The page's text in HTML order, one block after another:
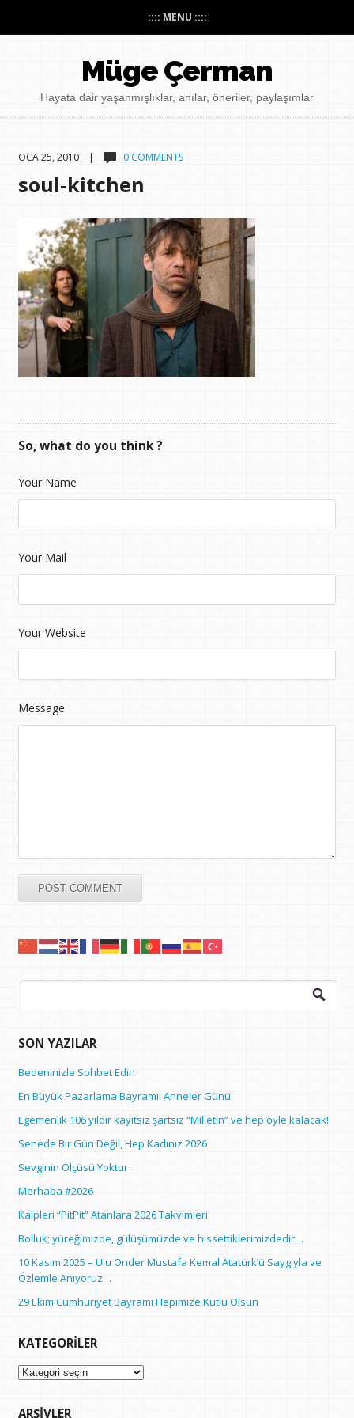
:::: MENU ::::
Müge Çerman
Hayata dair yaşanmışlıklar, anılar, öneriler, paylaşımlar
OCA 25, 2010 | 0 COMMENTS
soul-kitchen
So, what do you think ?
Your Name
Your Mail
Your Website
Message
Arama:
SON YAZILAR
Bedeninizle Sohbet Edin
En Büyük Pazarlama Bayramı: Anneler Günü
Egemenlik 106 yıldır kayıtsız şartsız “Milletin” ve hep öyle kalacak!
Senede Bir Gün Değil, Hep Kadınız 2026
Sevginin Ölçüsü Yoktur
Merhaba #2026
Kalpleri “PitPit” Atanlara 2026 Takvimleri
Bolluk; yüreğimizde, gülüşümüzde ve hissettiklerimizdedir…
10 Kasım 2025 – Ulu Önder Mustafa Kemal Atatürk’ü Saygıyla ve
Özlemle Anıyoruz…
29 Ekim Cumhuriyet Bayramı Hepimize Kutlu Olsun
KATEGORILER
Kategoriler
ARŞIVLER